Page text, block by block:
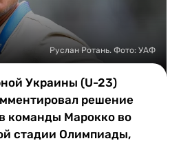
Руслан Ротань. Фото: УАФ
Украины (U-23)
решение
команды Марокко во
стадии Олимпиады,